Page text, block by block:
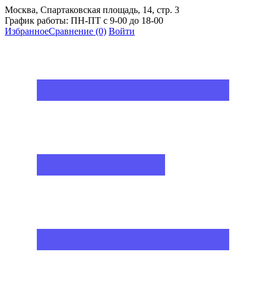
Москва, Спартаковская площадь, 14, стр. 3
График работы: ПН-ПТ с 9-00 до 18-00
ИзбранноеСравнение (0) Войти